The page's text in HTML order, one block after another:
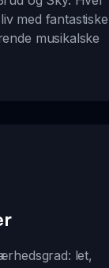
med fantastiske
musikalske
let,